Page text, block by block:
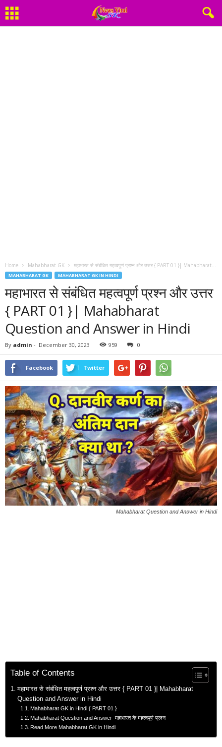
Home Mahabharat GK महाभारत से संबंधित महत्वपूर्ण प्रश्न और उत्तर { PART 01 }| Mahabharat...
MAHABHARAT GK MAHABHARAT GK IN HINDI
महाभारत से संबंधित महत्वपूर्ण प्रश्न और उत्तर
{ PART 01 }| Mahabharat
Question and Answer in Hindi
By admin - December 30, 2023 959 0
Facebook Twitter
Mahabharat Question and Answer in Hindi
Table of Contents
महाभारत से संबंधित महत्वपूर्ण प्रश्न और उत्तर { PART 01 }| Mahabharat
Question and Answer in Hindi
Mahabharat GK in Hindi { PART 01 }
Mahabharat Question and Answer–महाभारत के महत्वपूर्ण प्रश्न
Read More Mahabharat GK in Hindi